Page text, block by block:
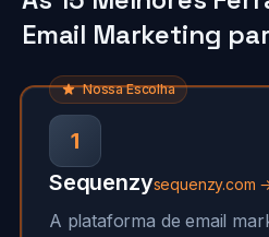
Email Marketing
Nossa Escolha
1
Sequenzysequenzy.com
A plataforma de email